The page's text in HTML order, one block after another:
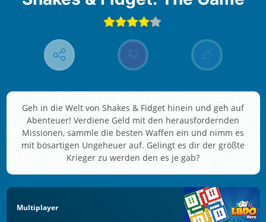
Geh in die Welt von Shakes & Fidget hinein und geh auf
Abenteuer! Verdiene Geld mit den herausfordernden
Missionen, sammle die besten Waffen ein und nimm es
mit bösartigen Ungeheuer auf. Gelingt es dir der größte
Krieger zu werden den es je gab?
Multiplayer